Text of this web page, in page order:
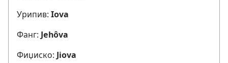
Урипив: Iova
Фанг: Jehôva
Фиџиско: Jiova